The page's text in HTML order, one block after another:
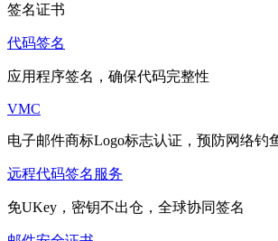
签名证书
代码签名
应用程序签名，确保代码完整性
VMC
电子邮件商标Logo标志认证，预防网络钓
远程代码签名服务
免UKey，密钥不出仓，全球协同签名